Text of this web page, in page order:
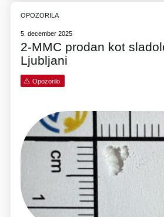
OPOZORILA
5. december 2025
2-MMC prodan kot
Ljubljani
Opozorilo